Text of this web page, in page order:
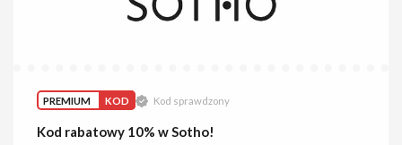
PREMIUM KOD Kod sprawdzony
Kod rabatowy 10% w Sotho!